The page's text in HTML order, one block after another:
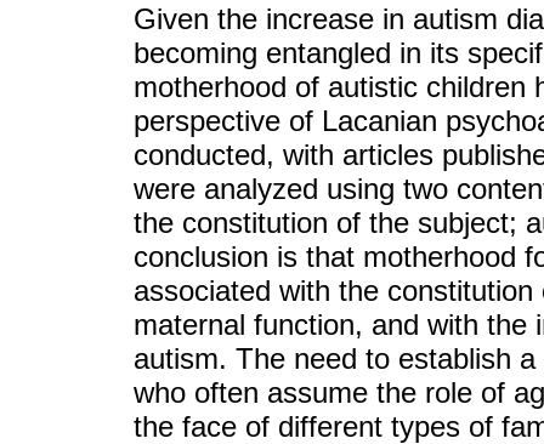
Given the increase in autism
becoming entangled in its
motherhood of autistic children
perspective of Lacanian
conducted, with articles
were analyzed using two
the constitution of the subject;
conclusion is that motherhood
associated with the
maternal function, and with the
autism. The need to establish
who often assume the role of
the face of different types of